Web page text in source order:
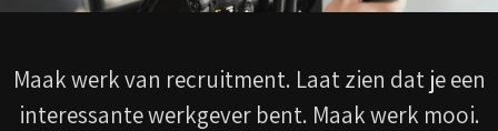
Maak werk van recruitment. Laat zien dat je een
interessante werkgever bent. Maak werk mooi.